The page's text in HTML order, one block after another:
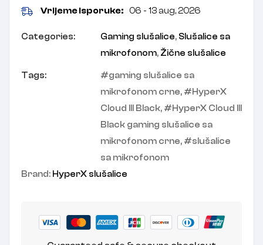
Vrijeme isporuke: 06 - 13 aug, 2026
Categories: Gaming slušalice, Slušalice sa
mikrofonom, Žične slušalice
Tags:
gaming slušalice sa
mikrofonom crne,
HyperX
Cloud III Black,
HyperX Cloud III
Black gaming slušalice sa
mikrofonom crne,
slušalice
sa mikrofonom
Brand: HyperX slušalice